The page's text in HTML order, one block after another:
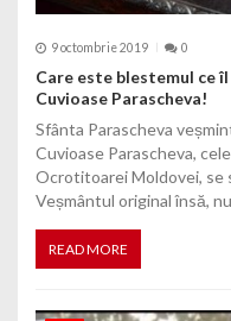
9 octombrie 2019 0
Care este blestemul ce
Cuvioase Parascheva!
Sfânta Parascheva
Cuvioase Parascheva,
Ocrotitoarei Moldovei, se
Veșmântul original însă, nu
READ MORE